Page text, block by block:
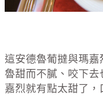
這安德魯葡撻與瑪
魯甜而不膩、咬下
嘉烈就有點太甜了